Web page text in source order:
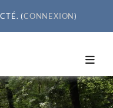
(CONNEXION)